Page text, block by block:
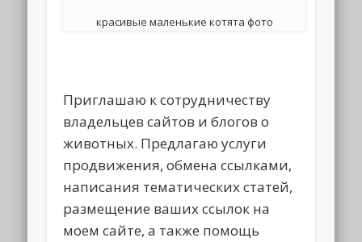
красивые маленькие котята фото
Приглашаю к сотрудничеству
владельцев сайтов и блогов о
животных. Предлагаю услуги
продвижения, обмена ссылками,
написания тематических статей,
размещение ваших ссылок на
моем сайте, а также помощь